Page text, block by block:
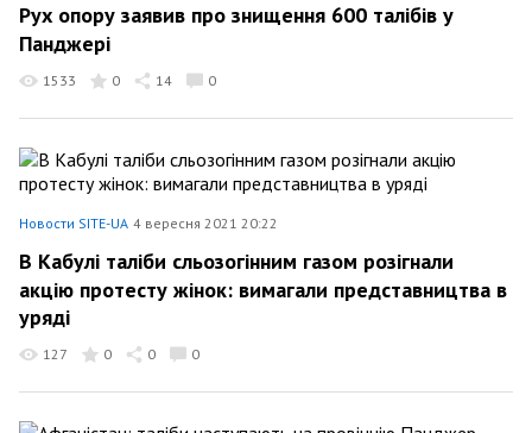
Рух опору заявив про знищення 600 талібів у
Панджері
1533 0 14 0
Новости SITE-UA 4 вересня 2021 20:22
В Кабулі таліби сльозогінним газом розігнали
акцію протесту жінок: вимагали представництва в
уряді
127 0 0 0